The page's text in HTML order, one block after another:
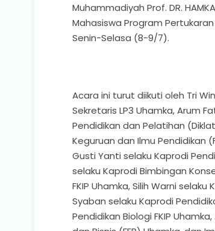
Muhammadiyah Prof. DR.
Mahasiswa Program
Senin-Selasa (8-9/7).
Acara ini turut diikuti oleh Tri
Sekretaris LP3 Uhamka, Arum
Pendidikan dan Pelatihan
Keguruan dan Ilmu Pendidikan
Gusti Yanti selaku Kaprodi
selaku Kaprodi Bimbingan
FKIP Uhamka, Silih Warni selaku
Syaban selaku Kaprodi
Pendidikan Biologi FKIP